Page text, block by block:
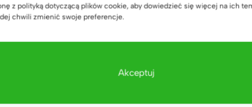
z polityką dotyczącą plików cookie, aby dowiedzieć się więcej na ich
chwili zmienić swoje preferencje.
Akceptuj